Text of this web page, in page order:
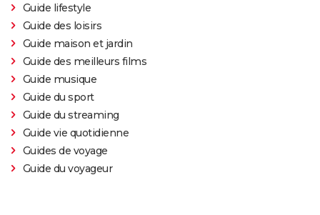
Guide lifestyle
Guide des loisirs
Guide maison et jardin
Guide des meilleurs films
Guide musique
Guide du sport
Guide du streaming
Guide vie quotidienne
Guides de voyage
Guide du voyageur